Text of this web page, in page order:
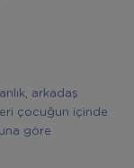
arkadaş
çocuğun içinde
göre